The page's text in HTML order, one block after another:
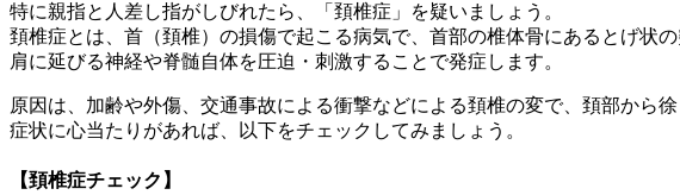
特に親指と人差し指がしびれたら、「頚椎症」を疑いましょう。
頚椎症とは、首（頚椎）の損傷で起こる病気で、首部の椎体骨にあるとげ状
肩に延びる神経や脊髄自体を圧迫・刺激することで発症します。
原因は、加齢や外傷、交通事故による衝撃などによる頚椎の変で、頚部から
症状に心当たりがあれば、以下をチェックしてみましょう。
【頚椎症チェック】